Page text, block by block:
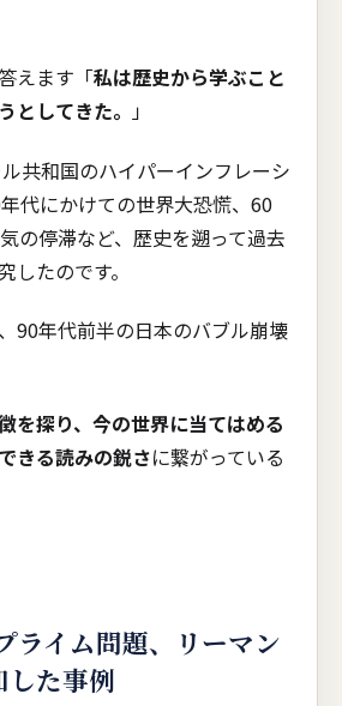
えます「私は歴史から学ぶこと
としてきた。 」
共和国のハイパーインフレーシ
代にかけての世界大恐慌、60
の停滞など、歴史を遡って過去
したのです。
90年代前半の日本のバブル崩壊
を探り、今の世界に当てはめる
きる読みの鋭さに繋がっている
ライム問題、リーマン
した事例